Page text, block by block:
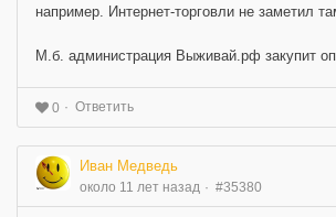
например. Интернет-торговли не заметил
М.б. администрация Выживай.рф закупит
0 Ответить
Иван Медведь
около 11 лет назад #35380